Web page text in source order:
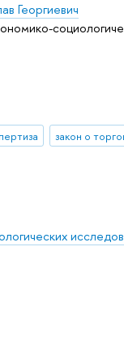
Георгиевич
закон о